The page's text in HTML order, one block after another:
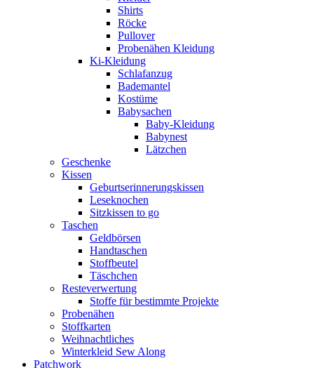
Shirts
Röcke
Pullover
Probenähen Kleidung
Ki-Kleidung
Schlafanzug
Bademantel
Kostüme
Babysachen
Baby-Kleidung
Babynest
Lätzchen
Geschenke
Kissen
Geburtserinnerungskissen
Leseknochen
Sitzkissen to go
Taschen
Geldbörsen
Handtaschen
Stoffbeutel
Täschchen
Resteverwertung
Stoffe für bestimmte Projekte
Probenähen
Stoffkarten
Weihnachtliches
Winterkleid Sew Along
Patchwork